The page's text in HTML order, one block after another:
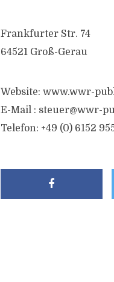
Frankfurter Str. 74
64521 Groß-Gerau
Website: www.wwr-
E-Mail : steuer@wwr-
Telefon: +49 (0) 6152